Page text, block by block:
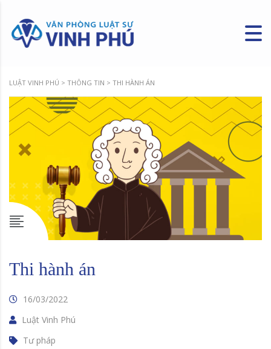
LUẬT VINH PHÚ > THÔNG TIN > THI HÀNH ÁN
Thi hành án
16/03/2022
Luật Vinh Phú
Tư pháp